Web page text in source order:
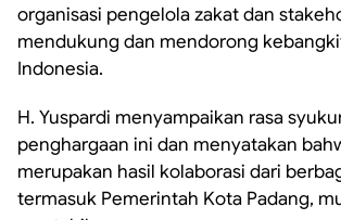
organisasi pengelola zakat dan
mendukung dan mendorong
Indonesia.
H. Yuspardi menyampaikan rasa
penghargaan ini dan menyatakan
merupakan hasil kolaborasi dari
termasuk Pemerintah Kota Padang,